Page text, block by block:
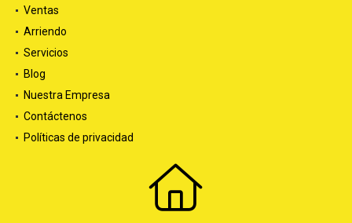
Ventas
Arriendo
Servicios
Blog
Nuestra Empresa
Contáctenos
Políticas de privacidad